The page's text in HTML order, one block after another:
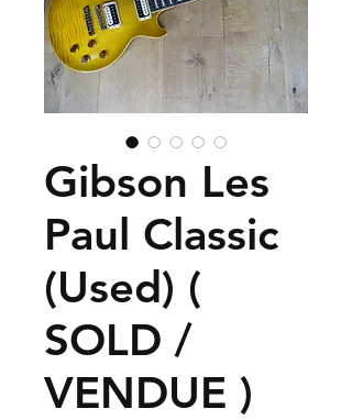
Gibson Les
Paul Classic
(Used) (
SOLD /
VENDUE )